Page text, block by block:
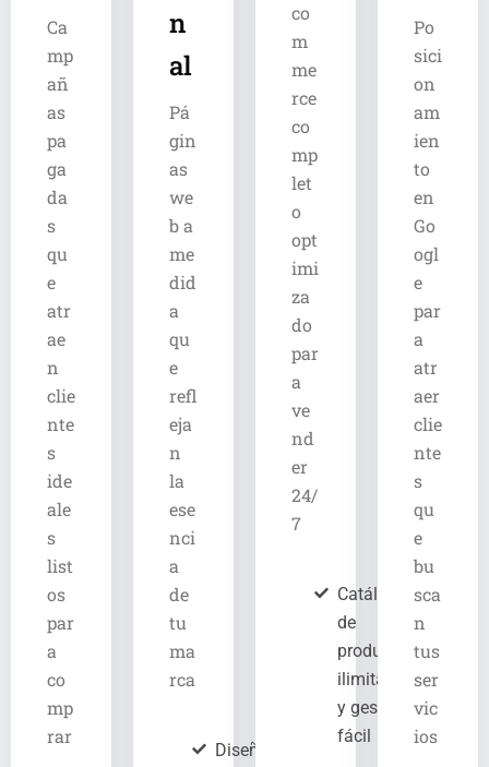
Ca
mp
añ
as
pa
ga
da
s
qu
e
atr
ae
n
clie
nte
s
ide
ale
s
list
os
par
a
co
mp
rar
n
al
Pá
gin
as
we
b a
me
did
a
qu
e
refl
eja
n
la
ese
nci
a
de
tu
ma
rca
Diseño
co
m
me
rce
co
mp
let
o
opt
imi
za
do
par
a
ve
nd
er
24/
7
Catálogo
de
productos
ilimitado
y gestión
fácil
Po
sici
on
am
ien
to
en
Go
ogl
e
par
a
atr
aer
clie
nte
s
qu
e
bu
sca
n
tus
ser
vic
ios